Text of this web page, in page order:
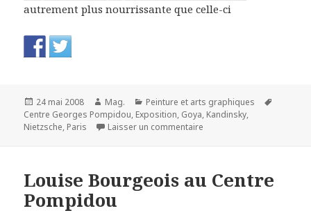
autrement plus nourrissante que celle-ci
Publié
le
24 mai 2008 Auteur
Mag. Catégories
Peinture et arts graphiques
Centre Georges Pompidou, Exposition, Goya, Kandinsky,
Nietzsche, Paris Laisser un commentaire
Louise Bourgeois au Centre
Pompidou